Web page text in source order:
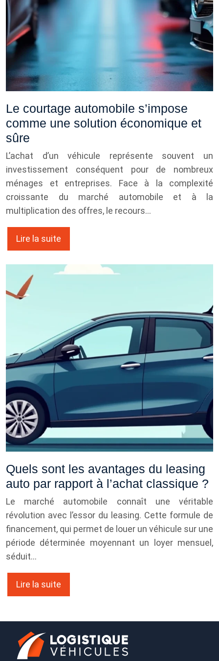
Le courtage automobile s’impose
comme une solution économique et
sûre
L’achat d’un véhicule représente souvent un
investissement conséquent pour de nombreux
ménages et entreprises. Face à la complexité
croissante du marché automobile et à la
multiplication des offres, le recours…
Lire la suite
Quels sont les avantages du leasing
auto par rapport à l’achat classique ?
Le marché automobile connaît une véritable
révolution avec l’essor du leasing. Cette formule de
financement, qui permet de louer un véhicule sur une
période déterminée moyennant un loyer mensuel,
séduit…
Lire la suite